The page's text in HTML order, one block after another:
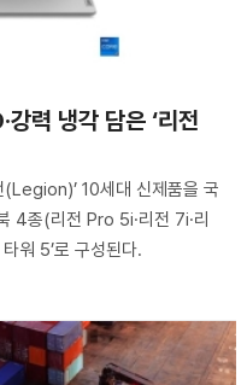
력 냉각 담은 ‘리전
(Legion)’ 10세대 신제품을 국
4종(리전 Pro 5i·리전 7i·리
워 5’로 구성된다.